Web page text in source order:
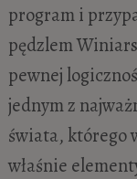
program i
pędzlem
pewnej
jednym z
świata, którego
właśnie